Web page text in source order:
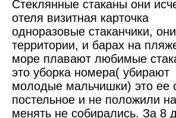
Стеклянные стаканы они
отеля визитная карточка
одноразовые стаканчики,
территории, и барах на
море плавают любимые
это уборка номера( убирают
молодые мальчишки) это ее
постельное и не положили
менять не собирались. За 8